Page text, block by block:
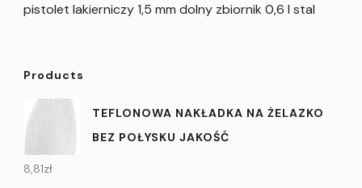
pistolet lakierniczy 1,5 mm dolny zbiornik 0,6 l stal
Products
TEFLONOWA NAKŁADKA NA ŻELAZKO
BEZ POŁYSKU JAKOŚĆ
8,81zł